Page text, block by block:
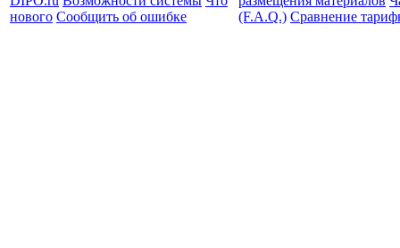
нового Сообщить об ошибке
(F.A.Q.) Cравнение